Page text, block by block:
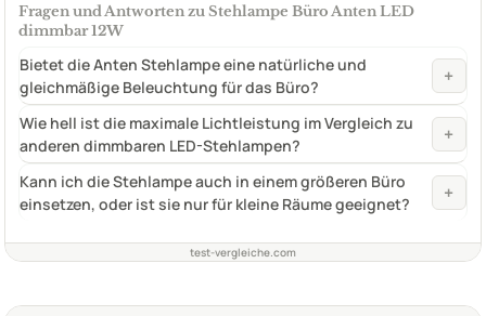
Fragen und Antworten zu Stehlampe Büro Anten LED
dimmbar 12W
Bietet die Anten Stehlampe eine natürliche und
gleichmäßige Beleuchtung für das Büro?
+
Wie hell ist die maximale Lichtleistung im Vergleich zu
anderen dimmbaren LED-Stehlampen?
+
Kann ich die Stehlampe auch in einem größeren Büro
einsetzen, oder ist sie nur für kleine Räume geeignet?
+
test-vergleiche.com